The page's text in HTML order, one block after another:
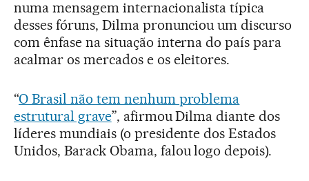
numa mensagem internacionalista típica
desses fóruns, Dilma pronunciou um discurso
com ênfase na situação interna do país para
acalmar os mercados e os eleitores.
“O Brasil não tem nenhum problema
estrutural grave”, afirmou Dilma diante dos
líderes mundiais (o presidente dos Estados
Unidos, Barack Obama, falou logo depois).